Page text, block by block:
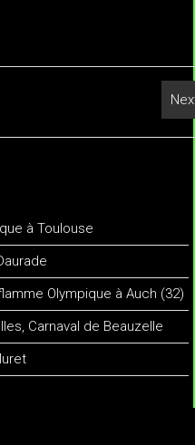
à Toulouse
Olympique à Auch (32)
Carnaval de Beauzelle